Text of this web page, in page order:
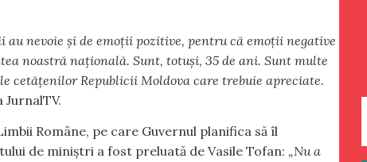
au nevoie și de emoții pozitive, pentru că emoții negative
noastră națională. Sunt, totuși, 35 de ani. Sunt multe
cetățenilor Republicii Moldova care trebuie apreciate.
Române, pe care Guvernul planifica să îl
de miniștri a fost preluată de Vasile Tofan: „Nu a